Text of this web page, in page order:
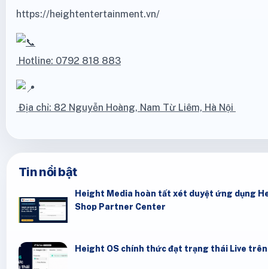
https://heightentertainment.vn/
Hotline: 0792 818 883
Địa chỉ: 82 Nguyễn Hoàng, Nam Từ Liêm, Hà Nội
Tin nổi bật
Height Media hoàn tất xét duyệt ứng dụng
Shop Partner Center
Height OS chính thức đạt trạng thái Live